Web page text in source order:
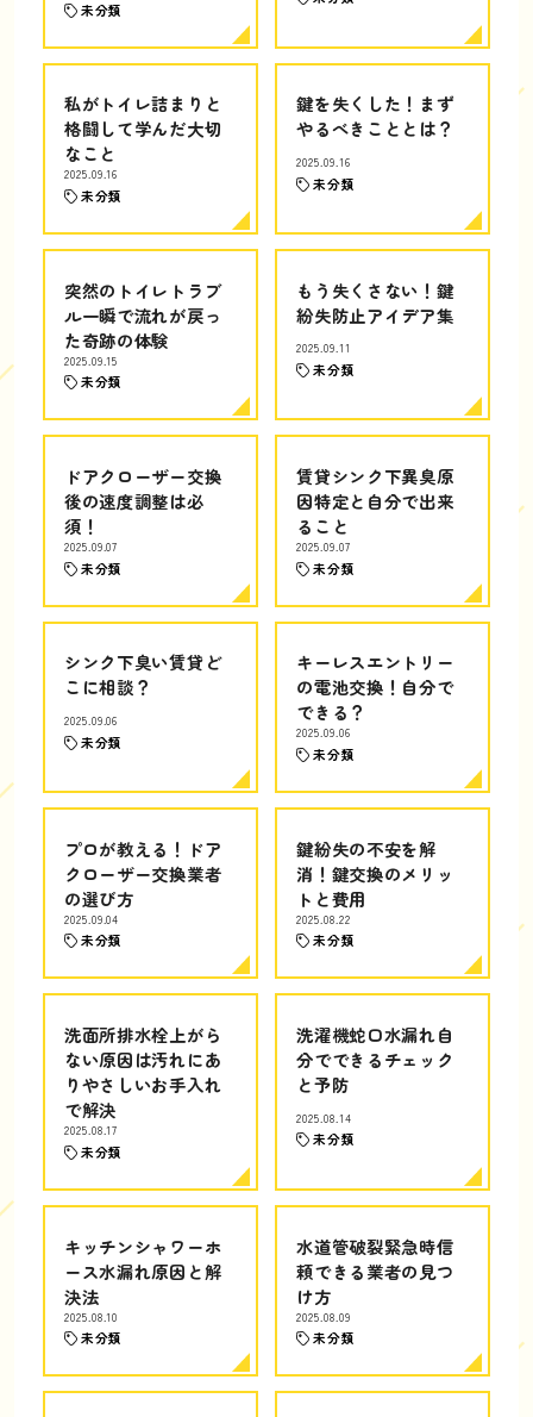
未分類
私がトイレ詰まりと
格闘して学んだ大切
なこと
2025.09.16
未分類
鍵を失くした！まず
やるべきこととは？
2025.09.16
未分類
突然のトイレトラブ
ル一瞬で流れが戻っ
た奇跡の体験
2025.09.15
未分類
もう失くさない！鍵
紛失防止アイデア集
2025.09.11
未分類
ドアクローザー交換
後の速度調整は必
須！
2025.09.07
未分類
賃貸シンク下異臭原
因特定と自分で出来
ること
2025.09.07
未分類
シンク下臭い賃貸ど
こに相談？
2025.09.06
未分類
キーレスエントリー
の電池交換！自分で
できる？
2025.09.06
未分類
プロが教える！ドア
クローザー交換業者
の選び方
2025.09.04
未分類
鍵紛失の不安を解
消！鍵交換のメリッ
トと費用
2025.08.22
未分類
洗面所排水栓上がら
ない原因は汚れにあ
りやさしいお手入れ
で解決
2025.08.17
未分類
洗濯機蛇口水漏れ自
分でできるチェック
と予防
2025.08.14
未分類
キッチンシャワーホ
ース水漏れ原因と解
決法
2025.08.10
未分類
水道管破裂緊急時信
頼できる業者の見つ
け方
2025.08.09
未分類